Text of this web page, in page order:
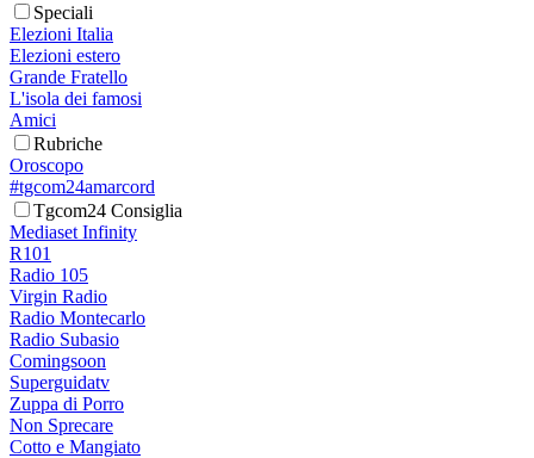
Speciali
Elezioni Italia
Elezioni estero
Grande Fratello
L'isola dei famosi
Amici
Rubriche
Oroscopo
#tgcom24amarcord
Tgcom24 Consiglia
Mediaset Infinity
R101
Radio 105
Virgin Radio
Radio Montecarlo
Radio Subasio
Comingsoon
Superguidatv
Zuppa di Porro
Non Sprecare
Cotto e Mangiato